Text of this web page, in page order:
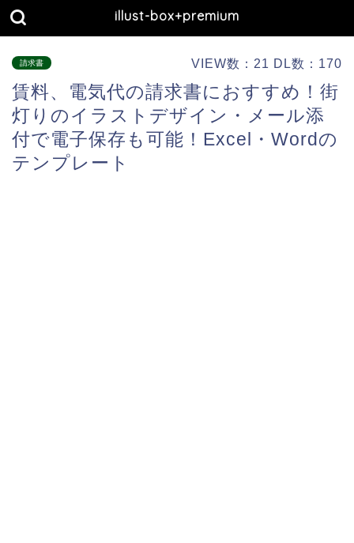
illust-box+premium
請求書 VIEW数：21 DL数：170
賃料、電気代の請求書におすすめ！街
灯りのイラストデザイン・メール添
付で電子保存も可能！Excel・Wordの
テンプレート